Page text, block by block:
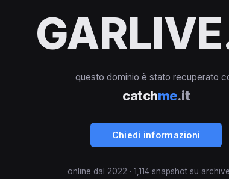
questo dominio è stato recuperato
catchme.it
Chiedi informazioni
online dal 2022 · 1,114 snapshot su